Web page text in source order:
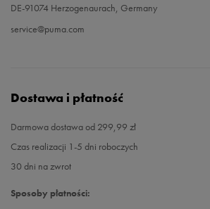
DE-91074 Herzogenaurach, Germany
service@puma.com
Dostawa i płatność
Darmowa dostawa od 299,99 zł
Czas realizacji 1-5 dni roboczych
30 dni na zwrot
Sposoby płatności: